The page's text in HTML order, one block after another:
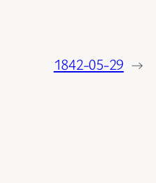
1842-05-29 →